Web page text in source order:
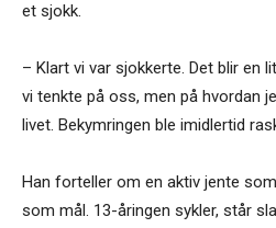
et sjokk.
– Klart vi var sjokkerte. Det blir en
vi tenkte på oss, men på hvordan
livet. Bekymringen ble imidlertid
Han forteller om en aktiv jente
som mål. 13-åringen sykler, står